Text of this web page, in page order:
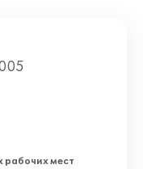
рабочих мест